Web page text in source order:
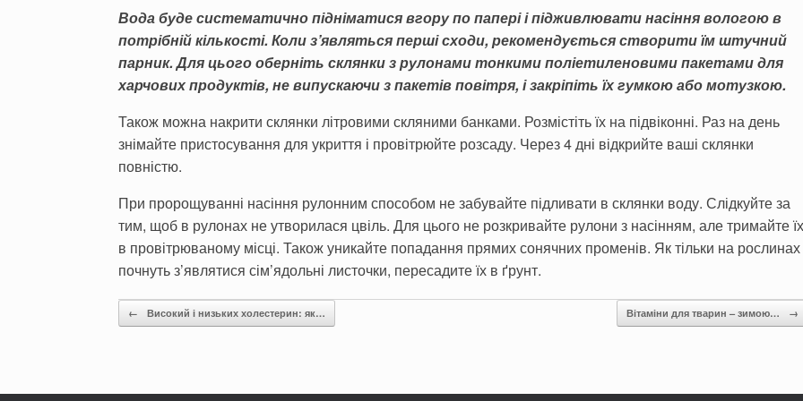
Вода буде систематично підніма­тися вгору по папері і підживлю­вати насіння вологою в
потрібній кількості. Коли з’являться перші сходи, рекомендується створи­ти їм штучний
парник. Для цього оберніть склянки з рулонами тонкими поліетиленовими паке­тами для
харчових продуктів, не випускаючи з пакетів повітря, і за­кріпіть їх гумкою або мотузкою.
Також можна накрити склянки літро­вими скляними банками. Розмістіть їх на підвіконні. Раз на день
знімайте пристосування для укриття і прові­трюйте розсаду. Через 4 дні відкрийте ваші склянки
повністю.
При пророщуванні насіння рулон­ним способом не забувайте підливати в склянки воду. Слідкуйте за
тим, щоб в рулонах не утворилася цвіль. Для цього не розкривайте рулони з насінням, але тримайте їх
в прові­трюваному місці. Також уникайте по­падання прямих сонячних променів. Як тільки на рослинах
почнуть з’являтися сім’ядольні листочки, пересадите їх в ґрунт.
Post navigation
← Високий і низьких холестерин: як… Вітаміни для тварин – зимою… →